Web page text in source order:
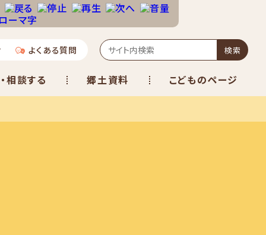
相談する 郷土資料 こどものページ
よくある質問 検索